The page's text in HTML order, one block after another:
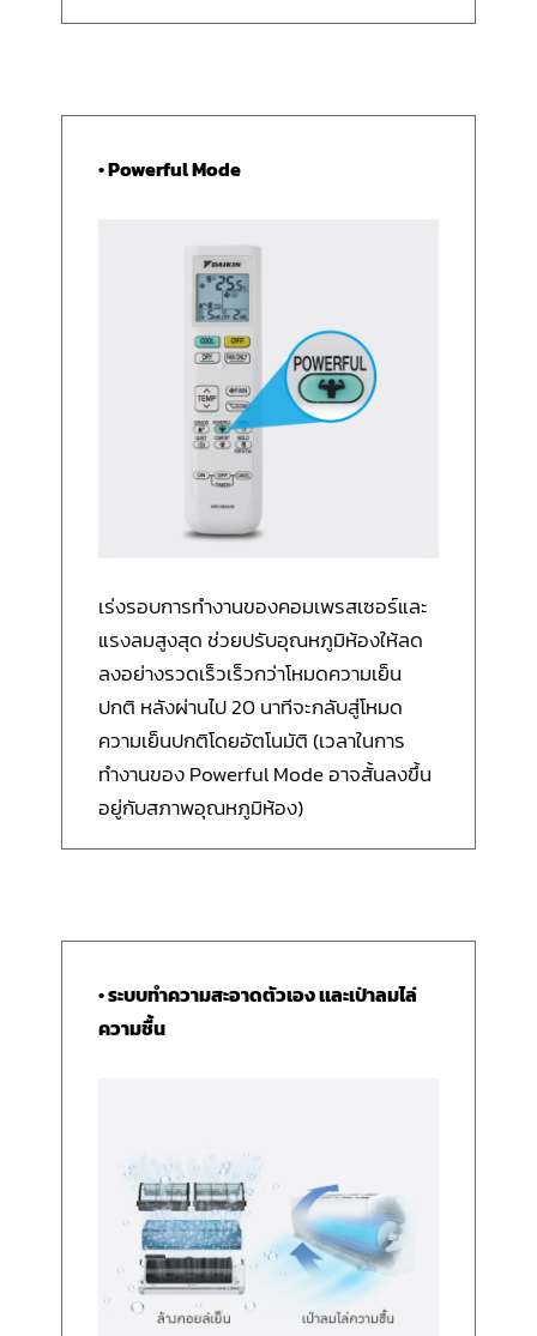
• Powerful Mode
เร่งรอบการทำงานของคอมเพรสเซอร์และ
แรงลมสูงสุด ช่วยปรับอุณหภูมิห้องให้ลด
ลงอย่างรวดเร็วเร็วกว่าโหมดความเย็น
ปกติ หลังผ่านไป 20 นาทีจะกลับสู่โหมด
ความเย็นปกติโดยอัตโนมัติ (เวลาในการ
ทำงานของ Powerful Mode อาจสั้นลงขึ้น
อยู่กับสภาพอุณหภูมิห้อง)
• ระบบทำความสะอาดตัวเอง เเละเป่าลมไล่
ความชื้น